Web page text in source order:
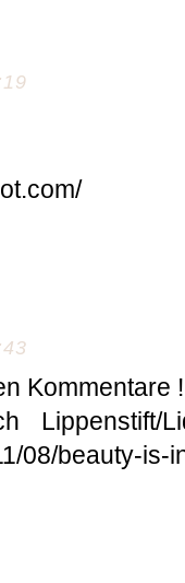
Kommentare !
Lippenstift/
08/beauty-is-